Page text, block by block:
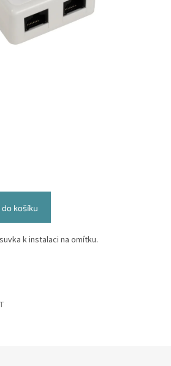
košíku
k instalaci na omítku.